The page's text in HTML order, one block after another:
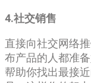
4.社交销售
直接向社交网络
布产品的人都准
帮助你找出最接